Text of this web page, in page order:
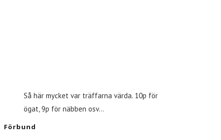
Så här mycket var träffarna värda. 10p för
ögat, 9p för näbben osv…
Förbund